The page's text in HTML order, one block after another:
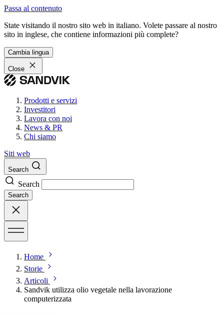
Passa al contenuto
State visitando il nostro sito web in italiano. Volete passare al nostro
sito in inglese, che contiene informazioni più complete?
Cambia lingua
Close
Prodotti e servizi
Investitori
Lavora con noi
News & PR
Chi siamo
Siti web
Search
Search
Search
Home
Storie
Articoli
Sandvik utilizza olio vegetale nella lavorazione
computerizzata